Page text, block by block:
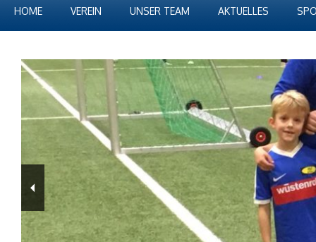
HOME VEREIN UNSER TEAM AKTUELLES